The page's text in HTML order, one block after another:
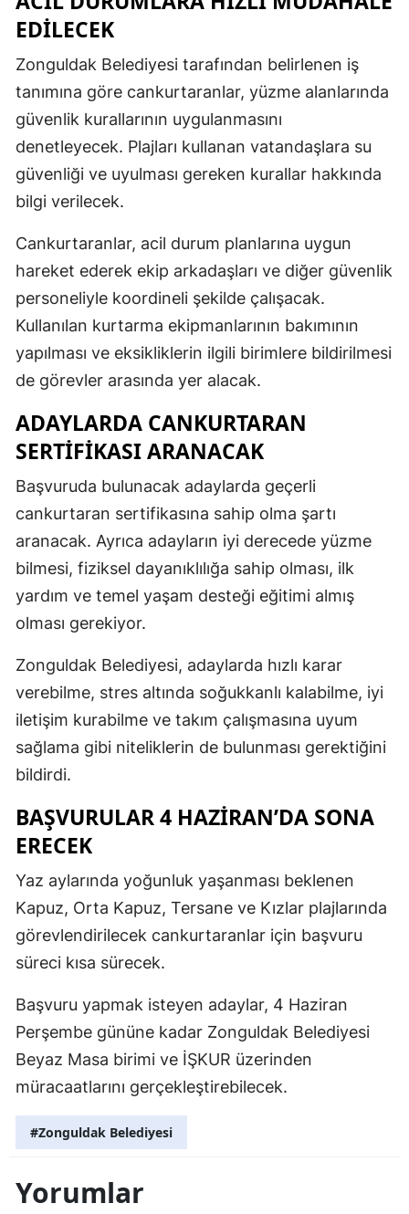
EDİLECEK
Zonguldak Belediyesi tarafından belirlenen iş
tanımına göre cankurtaranlar, yüzme alanlarında
güvenlik kurallarının uygulanmasını
denetleyecek. Plajları kullanan vatandaşlara su
güvenliği ve uyulması gereken kurallar hakkında
bilgi verilecek.
Cankurtaranlar, acil durum planlarına uygun
hareket ederek ekip arkadaşları ve diğer güvenlik
personeliyle koordineli şekilde çalışacak.
Kullanılan kurtarma ekipmanlarının bakımının
yapılması ve eksikliklerin ilgili birimlere bildirilmesi
de görevler arasında yer alacak.
ADAYLARDA CANKURTARAN
SERTİFİKASI ARANACAK
Başvuruda bulunacak adaylarda geçerli
cankurtaran sertifikasına sahip olma şartı
aranacak. Ayrıca adayların iyi derecede yüzme
bilmesi, fiziksel dayanıklılığa sahip olması, ilk
yardım ve temel yaşam desteği eğitimi almış
olması gerekiyor.
Zonguldak Belediyesi, adaylarda hızlı karar
verebilme, stres altında soğukkanlı kalabilme, iyi
iletişim kurabilme ve takım çalışmasına uyum
sağlama gibi niteliklerin de bulunması gerektiğini
bildirdi.
BAŞVURULAR 4 HAZİRAN’DA SONA
ERECEK
Yaz aylarında yoğunluk yaşanması beklenen
Kapuz, Orta Kapuz, Tersane ve Kızlar plajlarında
görevlendirilecek cankurtaranlar için başvuru
süreci kısa sürecek.
Başvuru yapmak isteyen adaylar, 4 Haziran
Perşembe gününe kadar Zonguldak Belediyesi
Beyaz Masa birimi ve İŞKUR üzerinden
müracaatlarını gerçekleştirebilecek.
#Zonguldak Belediyesi
Yorumlar